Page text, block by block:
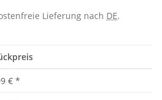
Lieferung nach DE.
€ *